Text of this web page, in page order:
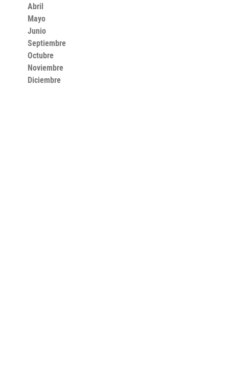
Abril
Mayo
Junio
Septiembre
Octubre
Noviembre
Diciembre